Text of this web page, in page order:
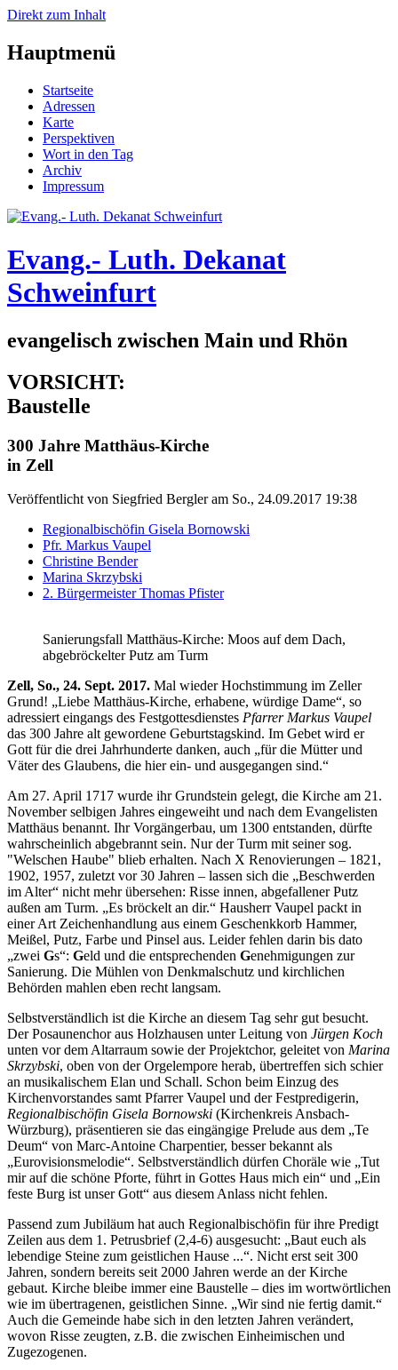
Direkt zum Inhalt
Hauptmenü
Startseite
Adressen
Karte
Perspektiven
Wort in den Tag
Archiv
Impressum
Evang.- Luth. Dekanat
Schweinfurt
evangelisch zwischen Main und Rhön
VORSICHT:
Baustelle
300 Jahre Matthäus-Kirche
in Zell
Veröffentlicht von Siegfried Bergleram So., 24.09.2017 19:38
Regionalbischöfin Gisela Bornowski
Pfr. Markus Vaupel
Christine Bender
Marina Skrzybski
2. Bürgermeister Thomas Pfister
Sanierungsfall Matthäus-Kirche: Moos auf dem Dach,
abgebröckelter Putz am Turm
Zell, So., 24. Sept. 2017. Mal wieder Hochstimmung im Zeller
Grund! „Liebe Matthäus-Kirche, erhabene, würdige Dame“, so
adressiert eingangs des Festgottesdienstes Pfarrer Markus Vaupel
das 300 Jahre alt gewordene Geburtstagskind. Im Gebet wird er
Gott für die drei Jahrhunderte danken, auch „für die Mütter und
Väter des Glaubens, die hier ein- und ausgegangen sind.“
Am 27. April 1717 wurde ihr Grundstein gelegt, die Kirche am 21.
November selbigen Jahres eingeweiht und nach dem Evangelisten
Matthäus benannt. Ihr Vorgängerbau, um 1300 entstanden, dürfte
wahrscheinlich abgebrannt sein. Nur der Turm mit seiner sog.
"Welschen Haube" blieb erhalten. Nach X Renovierungen – 1821,
1902, 1957, zuletzt vor 30 Jahren – lassen sich die „Beschwerden
im Alter“ nicht mehr übersehen: Risse innen, abgefallener Putz
außen am Turm. „Es bröckelt an dir.“ Hausherr Vaupel packt in
einer Art Zeichenhandlung aus einem Geschenkkorb Hammer,
Meißel, Putz, Farbe und Pinsel aus. Leider fehlen darin bis dato
„zwei Gs“: Geld und die entsprechenden Genehmigungen zur
Sanierung. Die Mühlen von Denkmalschutz und kirchlichen
Behörden mahlen eben recht langsam.
Selbstverständlich ist die Kirche an diesem Tag sehr gut besucht.
Der Posaunenchor aus Holzhausen unter Leitung von Jürgen Koch
unten vor dem Altarraum sowie der Projektchor, geleitet von Marina
Skrzybski, oben von der Orgelempore herab, übertreffen sich schier
an musikalischem Elan und Schall. Schon beim Einzug des
Kirchenvorstandes samt Pfarrer Vaupel und der Festpredigerin,
Regionalbischöfin Gisela Bornowski (Kirchenkreis Ansbach-
Würzburg), präsentieren sie das eingängige Prelude aus dem „Te
Deum“ von Marc-Antoine Charpentier, besser bekannt als
„Eurovisionsmelodie“. Selbstverständlich dürfen Choräle wie „Tut
mir auf die schöne Pforte, führt in Gottes Haus mich ein“ und „Ein
feste Burg ist unser Gott“ aus diesem Anlass nicht fehlen.
Passend zum Jubiläum hat auch Regionalbischöfin für ihre Predigt
Zeilen aus dem 1. Petrusbrief (2,4-6) ausgesucht: „Baut euch als
lebendige Steine zum geistlichen Hause ...“. Nicht erst seit 300
Jahren, sondern bereits seit 2000 Jahren werde an der Kirche
gebaut. Kirche bleibe immer eine Baustelle – dies im wortwörtlichen
wie im übertragenen, geistlichen Sinne. „Wir sind nie fertig damit.“
Auch die Gemeinde habe sich in den letzten Jahren verändert,
wovon Risse zeugten, z.B. die zwischen Einheimischen und
Zugezogenen.